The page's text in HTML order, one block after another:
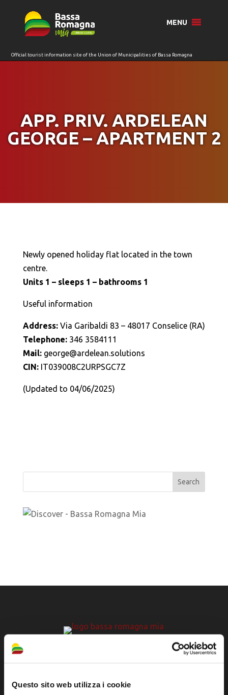
Questo sito web utilizza i cookie
MENU
APP. PRIV. ARDELEAN
GEORGE – APARTMENT 2
Newly opened holiday flat located in the town
centre.
Units 1 – sleeps 1 – bathrooms 1
Useful information
Address:Via Garibaldi 83 – 48017 Conselice (RA)
Telephone:346 3584111
Mail:george@ardelean.solutions
CIN:IT039008C2URPSGC7Z
(Updated to 04/06/2025)
Official tourist information site of the Union of